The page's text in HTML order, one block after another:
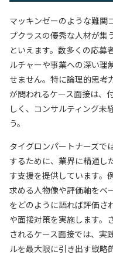
マッキンゼーのような難関
プクラスの優秀な人材が集
といえます。数多くの応募
ルチャーや事業への深い理
せません。特に論理的思考
が問われるケース面接は、
しく、コンサルティング未
う。
タイグロンパートナーズで
するために、業界に精通し
す支援を提供しています。
求める人物像や評価軸をベ
をどのように語れば評価さ
や面接対策を実施します。
されるケース面接では、実
ルを最大限に引き出す戦略